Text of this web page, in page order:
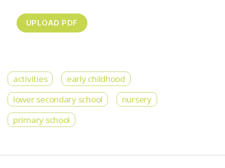
activities
early childhood
lower secondary school
nursery
primary school